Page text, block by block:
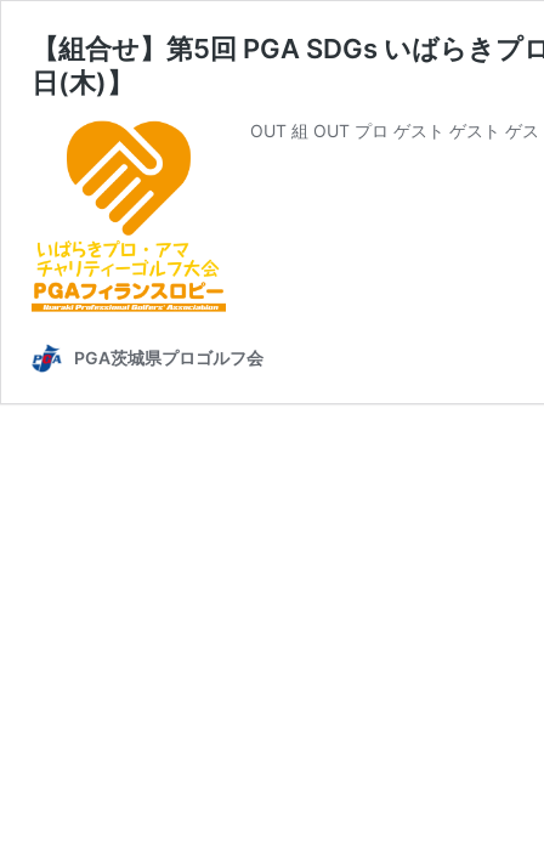
【組合せ】第5回 PGA SDGs いばらき
日(木)】
OUT 組 OUT プロ ゲスト ゲスト
PGA茨城県プロゴルフ会